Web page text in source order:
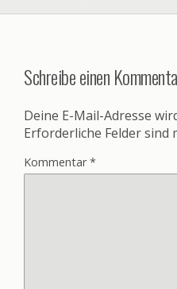
Schreibe einen
Deine E-Mail-Adresse
Erforderliche Felder sind
Kommentar*